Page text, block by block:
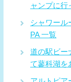
ャンプに行
シャワール
PA 一覧
道の駅ビー
て蓼科湖を